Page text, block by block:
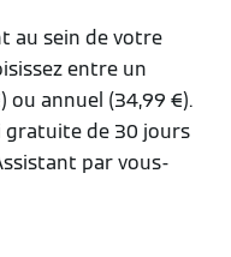
au sein de votre
entre un
ou annuel (34,99 €).
gratuite de 30 jours
par vous-